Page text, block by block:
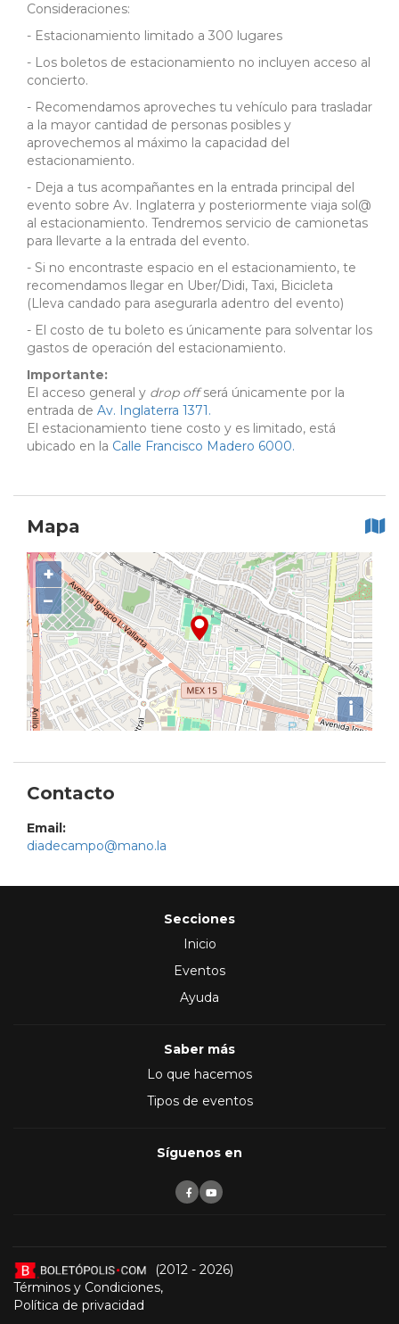
Consideraciones:
- Estacionamiento limitado a 300 lugares
- Los boletos de estacionamiento no incluyen acceso al
concierto.
- Recomendamos aproveches tu vehículo para trasladar
a la mayor cantidad de personas posibles y
aprovechemos al máximo la capacidad del
estacionamiento.
- Deja a tus acompañantes en la entrada principal del
evento sobre Av. Inglaterra y posteriormente viaja sol@
al estacionamiento. Tendremos servicio de camionetas
para llevarte a la entrada del evento.
- Si no encontraste espacio en el estacionamiento, te
recomendamos llegar en Uber/Didi, Taxi, Bicicleta
(Lleva candado para asegurarla adentro del evento)
- El costo de tu boleto es únicamente para solventar los
gastos de operación del estacionamiento.
Importante:
El acceso general y drop offserá únicamente por la
entrada de Av. Inglaterra 1371.
El estacionamiento tiene costo y es limitado, está
ubicado en la Calle Francisco Madero 6000.
Mapa
+
−
i
Contacto
Email:
diadecampo@mano.la
Secciones
Inicio
Eventos
Ayuda
Saber más
Lo que hacemos
Tipos de eventos
Síguenos en
(2012 - 2026)
Términos y Condiciones,
Política de privacidad